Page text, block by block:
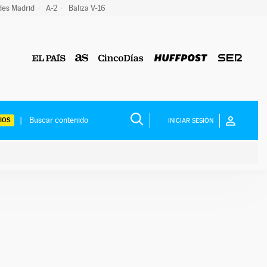
Madrid A-2 Baliza V-16
INICIAR SESIÓN